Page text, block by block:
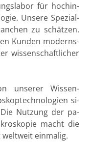
für hoch­in­
Un­se­re Spe­zi­al­
zu schät­zen.
Kun­den mo­derns­
wis­sen­schaft­li­cher
un­se­rer Wis­sen­
si­
Nut­zung der pa­
macht die
ein­ma­lig.